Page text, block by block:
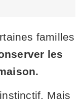
familles
les
Mais